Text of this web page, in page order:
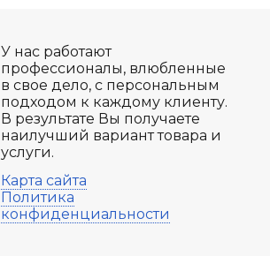
У нас работают
профессионалы, влюбленные
в свое дело, с персональным
подходом к каждому клиенту.
В результате Вы получаете
наилучший вариант товара и
услуги.
Карта сайта
Политика
конфиденциальности